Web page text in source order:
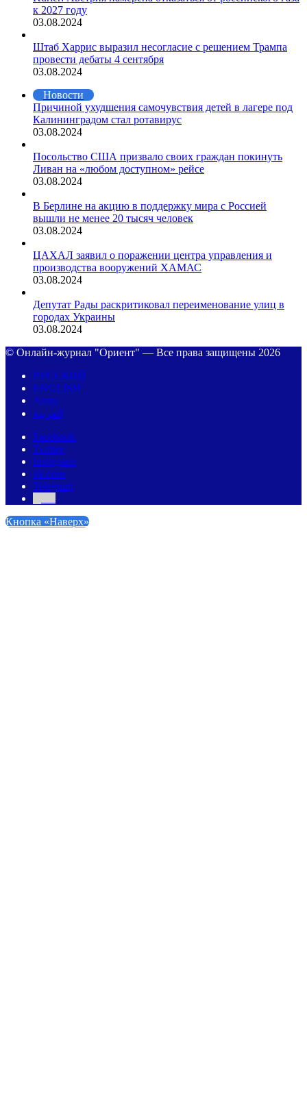
к 2027 году
03.08.2024
Штаб Харрис выразил несогласие с решением Трампа
провести дебаты 4 сентября
03.08.2024
Новости
Причиной ухудшения самочувствия детей в лагере под
Калининградом стал ротавирус
03.08.2024
Посольство США призвало своих граждан покинуть
Ливан на «любом доступном» рейсе
03.08.2024
В Берлине на акцию в поддержку мира с Россией
вышли не менее 20 тысяч человек
03.08.2024
ЦАХАЛ заявил о поражении центра управления и
производства вооружений ХАМАС
03.08.2024
Депутат Рады раскритиковал переименование улиц в
городах Украины
03.08.2024
© Онлайн-журнал "Ориент" — Все права защищены 2026
РУССКИЙ
ENGLISH
Авар
العربية
Facebook
Twitter
Instagram
vk.com
Telegram
Кнопка «Наверх»